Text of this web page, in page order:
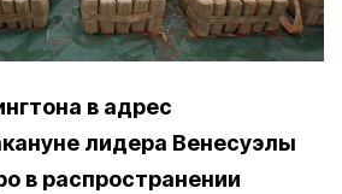
в адрес
лидера Венесуэлы
в распространении